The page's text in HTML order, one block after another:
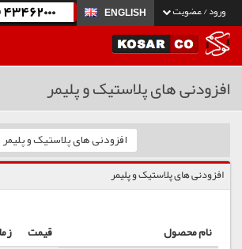
ورود / عضویت ENGLISH
43462000
افزودنی های پلاستیک و پلیمر
افزودنی های پلاستیک و پلیمر
افزودنی های پلاستیک و پلیمر
نام محصول قیمت